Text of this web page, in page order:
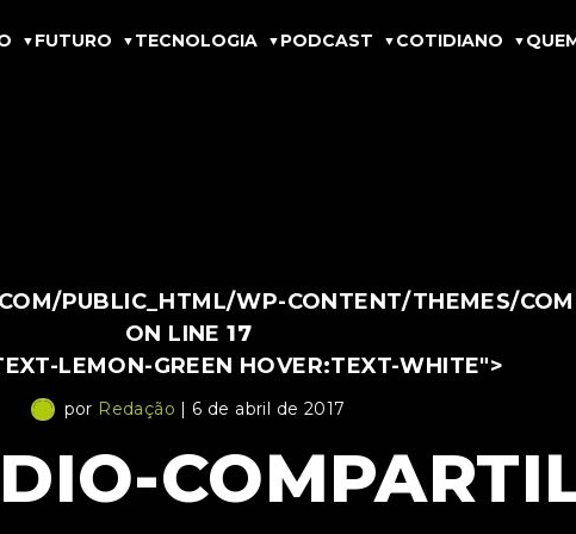
FUTURO TECNOLOGIA PODCAST COTIDIANO
PUBLIC_HTML/WP-CONTENT/THEMES/
ON LINE17
LEMON-GREEN HOVER:TEXT-WHITE">
por Redação | 6 de abril de 2017